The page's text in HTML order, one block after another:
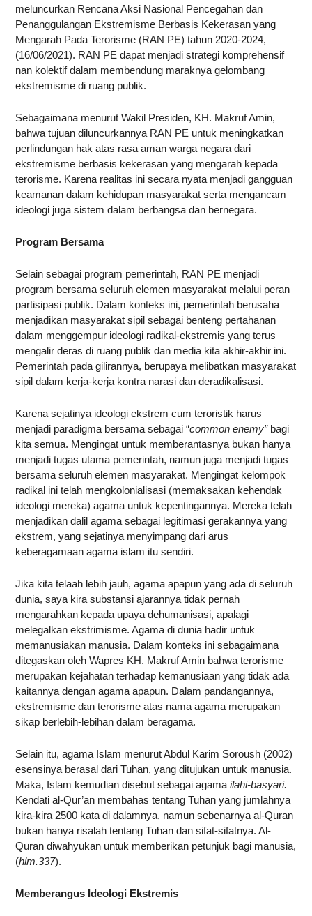
meluncurkan Rencana Aksi Nasional Pencegahan dan
Penanggulangan Ekstremisme Berbasis Kekerasan yang
Mengarah Pada Terorisme (RAN PE) tahun 2020-2024,
(16/06/2021). RAN PE dapat menjadi strategi komprehensif
nan kolektif dalam membendung maraknya gelombang
ekstremisme di ruang publik.
Sebagaimana menurut Wakil Presiden, KH. Makruf Amin,
bahwa tujuan diluncurkannya RAN PE untuk meningkatkan
perlindungan hak atas rasa aman warga negara dari
ekstremisme berbasis kekerasan yang mengarah kepada
terorisme. Karena realitas ini secara nyata menjadi gangguan
keamanan dalam kehidupan masyarakat serta mengancam
ideologi juga sistem dalam berbangsa dan bernegara.
Program Bersama
Selain sebagai program pemerintah, RAN PE menjadi
program bersama seluruh elemen masyarakat melalui peran
partisipasi publik. Dalam konteks ini, pemerintah berusaha
menjadikan masyarakat sipil sebagai benteng pertahanan
dalam menggempur ideologi radikal-ekstremis yang terus
mengalir deras di ruang publik dan media kita akhir-akhir ini.
Pemerintah pada gilirannya, berupaya melibatkan masyarakat
sipil dalam kerja-kerja kontra narasi dan deradikalisasi.
Karena sejatinya ideologi ekstrem cum teroristik harus
menjadi paradigma bersama sebagai “common enemy”bagi
kita semua. Mengingat untuk memberantasnya bukan hanya
menjadi tugas utama pemerintah, namun juga menjadi tugas
bersama seluruh elemen masyarakat. Mengingat kelompok
radikal ini telah mengkolonialisasi (memaksakan kehendak
ideologi mereka) agama untuk kepentingannya. Mereka telah
menjadikan dalil agama sebagai legitimasi gerakannya yang
ekstrem, yang sejatinya menyimpang dari arus
keberagamaan agama islam itu sendiri.
Jika kita telaah lebih jauh, agama apapun yang ada di seluruh
dunia, saya kira substansi ajarannya tidak pernah
mengarahkan kepada upaya dehumanisasi, apalagi
melegalkan ekstrimisme. Agama di dunia hadir untuk
memanusiakan manusia. Dalam konteks ini sebagaimana
ditegaskan oleh Wapres KH. Makruf Amin bahwa terorisme
merupakan kejahatan terhadap kemanusiaan yang tidak ada
kaitannya dengan agama apapun. Dalam pandangannya,
ekstremisme dan terorisme atas nama agama merupakan
sikap berlebih-lebihan dalam beragama.
Selain itu, agama Islam menurut Abdul Karim Soroush (2002)
esensinya berasal dari Tuhan, yang ditujukan untuk manusia.
Maka, Islam kemudian disebut sebagai agamailahi-basyari.
Kendati al-Qur’an membahas tentang Tuhan yang jumlahnya
kira-kira 2500 kata di dalamnya, namun sebenarnya al-Quran
bukan hanya risalah tentang Tuhan dan sifat-sifatnya. Al-
Quran diwahyukan untuk memberikan petunjuk bagi manusia,
(hlm.337).
Memberangus Ideologi Ekstremis